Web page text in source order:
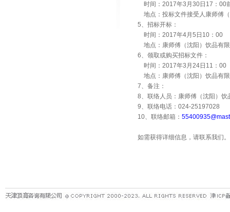
时间： 2017年3 月 30日 17 ： 00
地点：投标文件接受人康师傅
5、招标开标：
时间： 2017年4月 5 日 10 ： 00
地点：康师傅（沈阳）饮品有
6、领取或购买招标文件：
时间： 2017年3 月 24日 11 ： 00
地点：康师傅（沈阳）饮品有
7、备注：
8、联络人员：康师傅（沈阳）
9、联络电话： 024-25197028
10、联络邮箱：
如需获得详细信息，请联系我们。